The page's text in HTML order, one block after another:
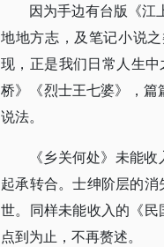
因为手边有台版《江
地地方志，及笔记小说
现，正是我们日常人生
桥》《烈士王七婆》，
说法。
《乡关何处》未能
起承转合。士绅阶层的
世。同样未能收入的《民
点到为止，不再赘述。